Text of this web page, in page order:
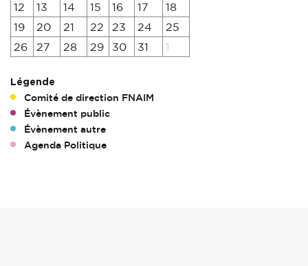
12
13 14 15 16 17
18
19
20 21 22 23 24
25
26
27 28 29 30 31 1
Légende
Comité de direction FNAIM
Évènement public
Évènement autre
Agenda Politique